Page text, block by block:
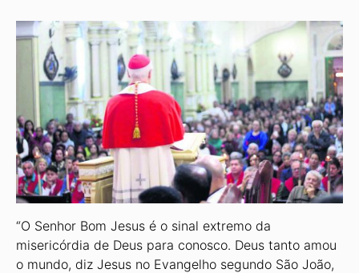
“O Senhor Bom Jesus é o sinal extremo da
misericórdia de Deus para conosco. Deus tanto amou
o mundo, diz Jesus no Evangelho segundo São João,